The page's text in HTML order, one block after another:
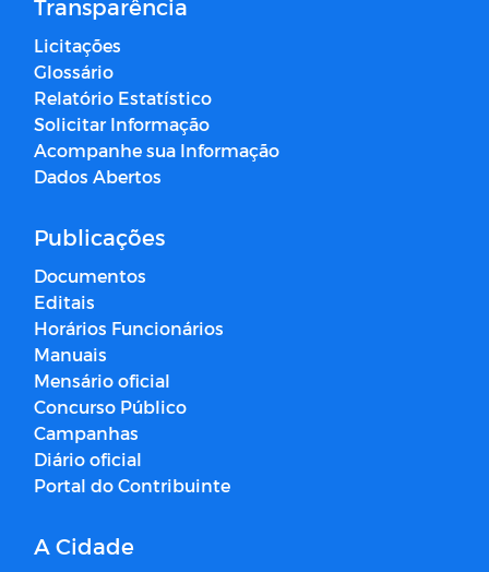
Transparência
Licitações
Glossário
Relatório Estatístico
Solicitar Informação
Acompanhe sua Informação
Dados Abertos
Publicações
Documentos
Editais
Horários Funcionários
Manuais
Mensário oficial
Concurso Público
Campanhas
Diário oficial
Portal do Contribuinte
A Cidade